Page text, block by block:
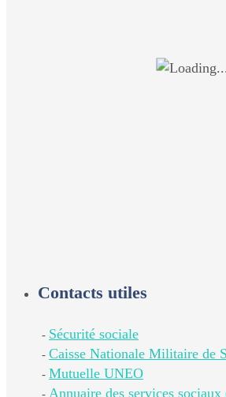
Contacts utiles
- Sécurité sociale
- Caisse Nationale Militaire de
- Mutuelle UNEO
- Annuaire des services sociaux